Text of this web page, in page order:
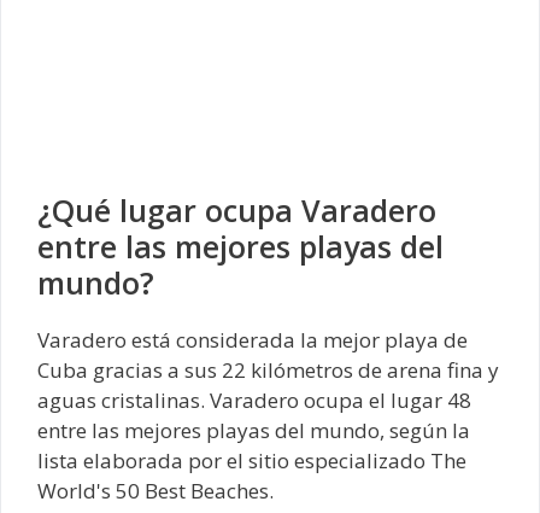
¿Qué lugar ocupa Varadero
entre las mejores playas del
mundo?
Varadero está considerada la mejor playa de
Cuba gracias a sus 22 kilómetros de arena fina y
aguas cristalinas. Varadero ocupa el lugar 48
entre las mejores playas del mundo, según la
lista elaborada por el sitio especializado The
World's 50 Best Beaches.